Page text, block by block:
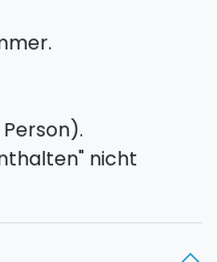
je 2 Stunden
könnt ihr
euch am liebsten
könnt ihr ein
nicht